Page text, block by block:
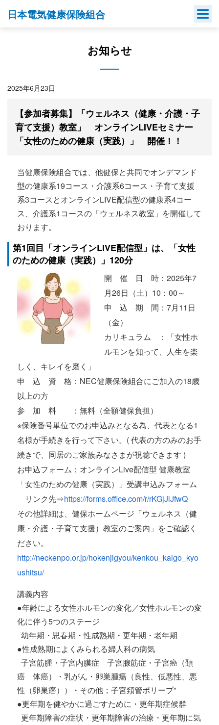
日本電気健康保険組合
お知らせ
2025年6月23日
【参加者募集】「ウェルネス（健康・介護・子
育て支援）教室」 オンラインLIVEセミナー
「女性のための健康（実践）」 開催！！
当健康保険組合では、他健保と共同でオンデマンド
型の健康系19コース・介護系6コース・子育て支援
系3コースとオンラインLIVE配信型の健康系4コー
ス、介護系1コースの「ウェルネス教室」を開催して
おります。
第1回目「オンラインLIVE配信型」は、「女性
のための健康（実践）」120分
開 催 日 時：2025年7
月26日（土）10：00～
申 込 期 間：7月11日
（金）
カリキュラム ：「女性ホ
ルモンを知って、人生を楽
しく、キレイを磨く」
申 込 資 格：NEC健康保険組合にご加入の18歳
以上の方
参 加 料 ：無料（全額健保負担）
※保険番号単位でのお申込みとなる為、代表となる1
名様が手続きを行って下さい。( 代表の方のみのお手
続きで、同居のご家族みなさまが視聴できます )
お申込フォーム：オンラインLive配信型 健康教室
「女性のための健康（実践）」受講申込みフォーム
リンク先⇒https://forms.office.com/r/rKGjJiJfwQ
その他詳細は、健保ホームページ「ウェルネス（健
康・介護・子育て支援）教室のご案内」をご確認く
ださい。
http://neckenpo.or.jp/hokenjigyou/kenkou_kaigo_kyo
ushitsu/
講義内容
●年齢による女性ホルモンの変化／女性ホルモンの変
化に伴う5つのステージ
幼年期・思春期・性成熟期・更年期・老年期
●性成熟期によくみられる婦人科の病気
子宮筋腫・子宮内膜症 子宮腺筋症・子宮癌（頚
癌 体癌）・乳がん・卵巣腫瘍（良性、低悪性、悪
性（卵巣癌））・その他；子宮頚管ポリープ”
●更年期を健やかに過ごすために・更年期症候群
更年期障害の症状・更年期障害の治療・更年期に気